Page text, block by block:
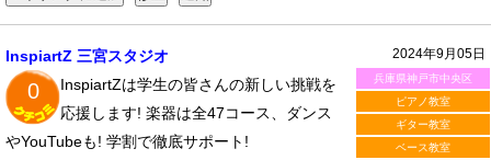
2024年9月05日
兵庫県神戸市中央区
ピアノ教室
ギター教室
ベース教室
InspiartZ 三宮スタジオ
0
InspiartZは学生の皆さんの新しい挑戦を
応援します! 楽器は全47コース、ダンス
やYouTubeも! 学割で徹底サポート!